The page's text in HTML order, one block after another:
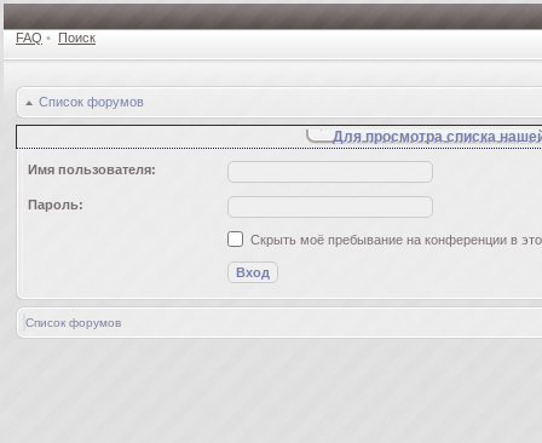
FAQ • Поиск
Список форумов
Для просмотра списка
Имя пользователя:
Пароль:
Скрыть моё пребывание на конференции в
Список форумов